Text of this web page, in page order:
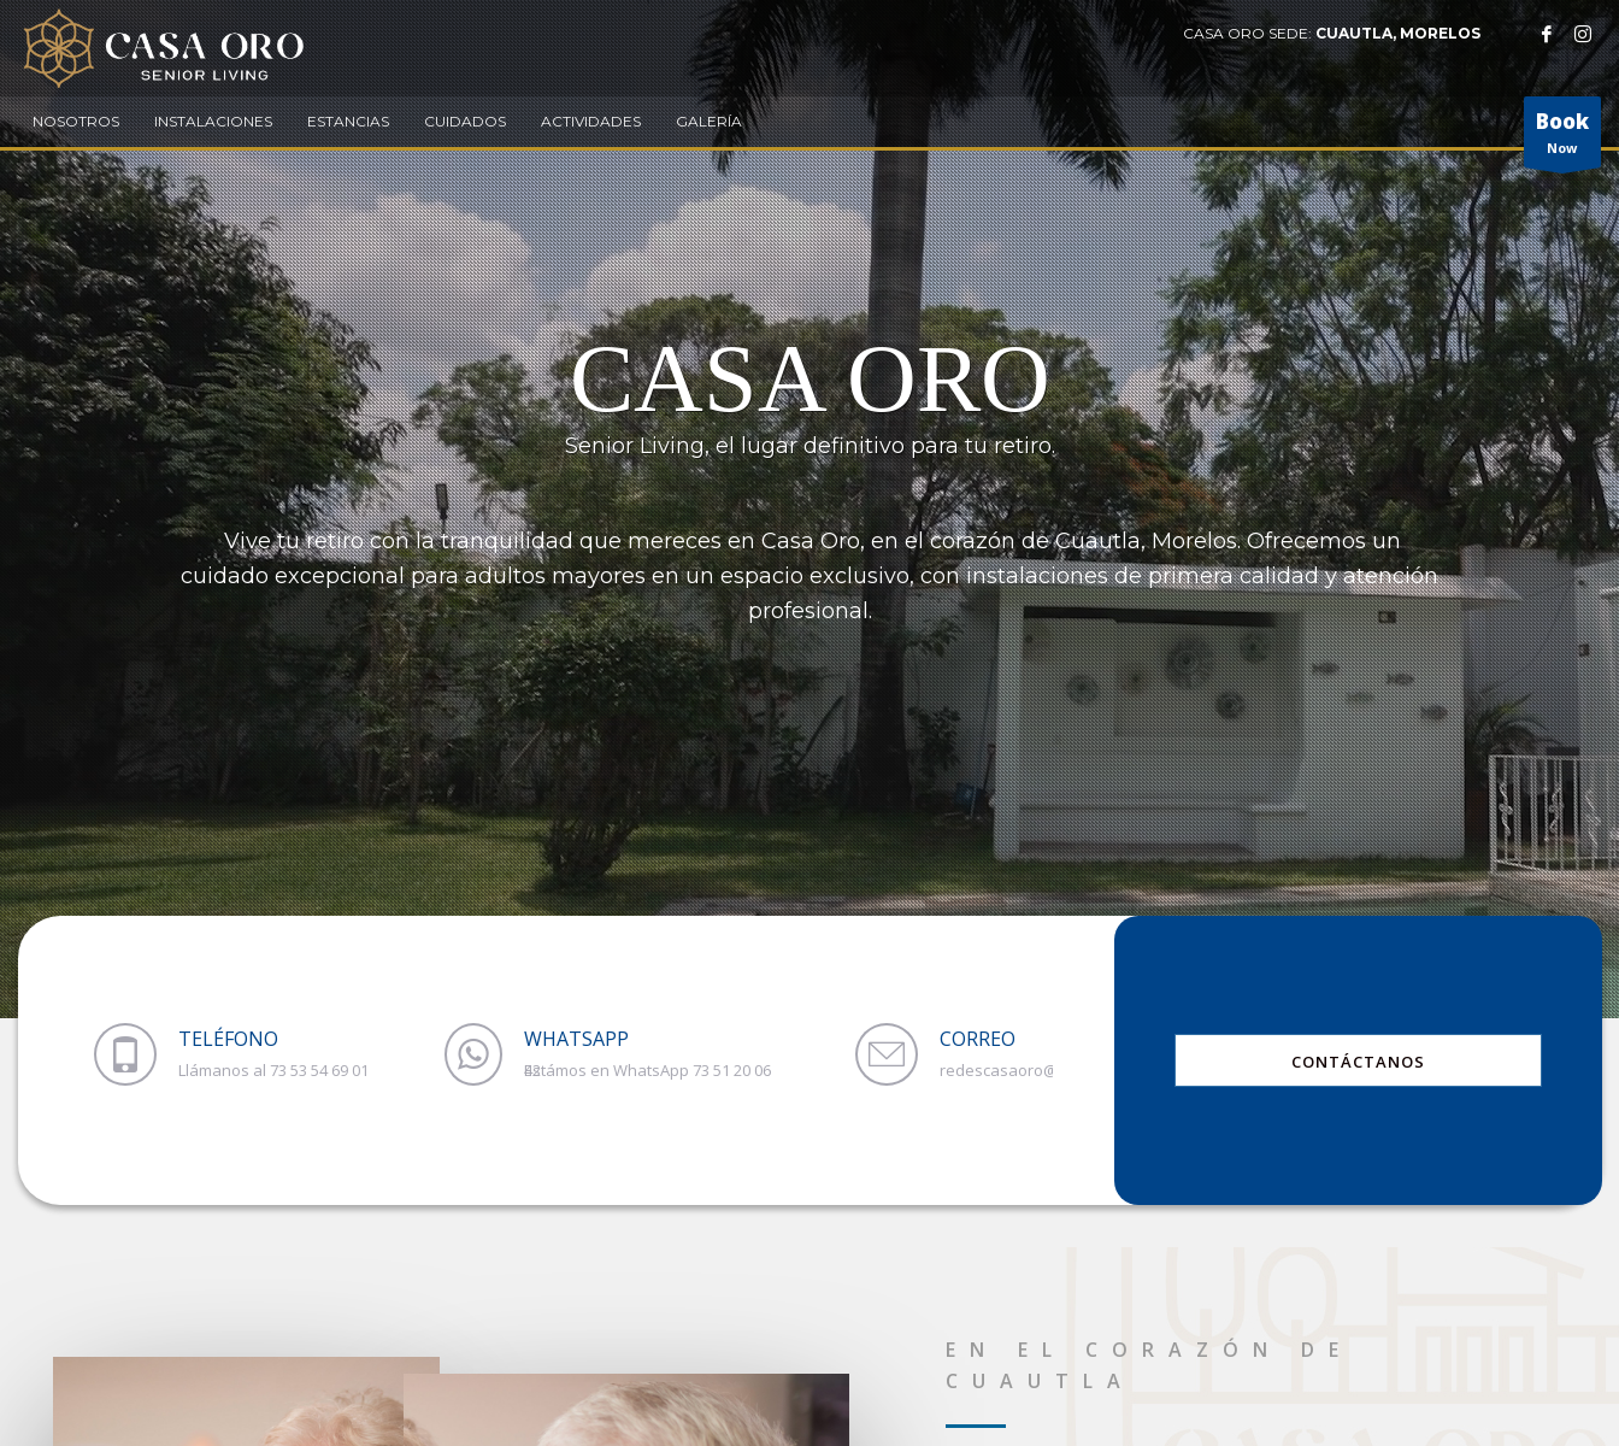
CASA ORO SEDE: CUAUTLA, MORELOS
NOSOTROS INSTALACIONES ESTANCIAS CUIDADOS ACTIVIDADES GALERÍA Book
Now
CASA ORO
Senior Living, el lugar definitivo para tu retiro.
Vive tu retiro con la tranquilidad que mereces en Casa Oro, en el corazón de Cuautla, Morelos.Ofrecemos un
cuidado excepcional para adultos mayores en un espacio exclusivo, con instalaciones de primera calidad y atención
profesional.
TELÉFONO
Llámanos al 73 53 54 69 01
WHATSAPP
Estámos en WhatsApp 73 51 20 06 42
CORREO
redescasaoro@gmail.com CONTÁCTANOS
EN EL CORAZÓN DE
CUAUTLA